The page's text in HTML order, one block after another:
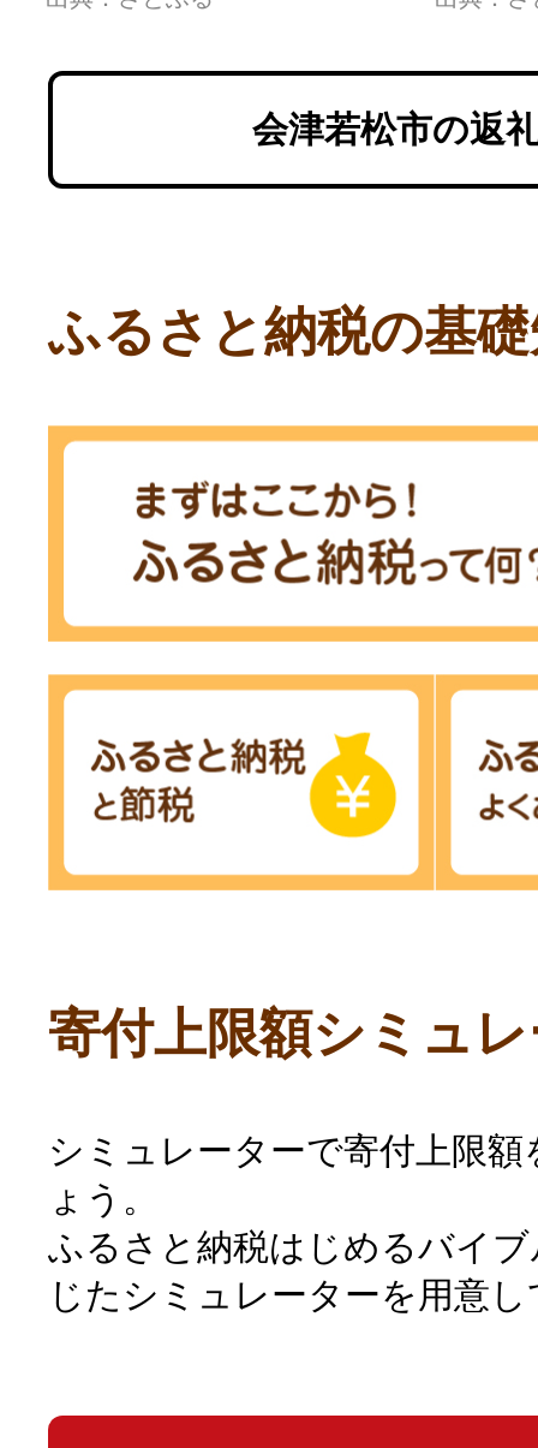
会津若松市の返
ふるさと納税の基
寄付上限額シミュ
シミュレーターで寄付上限
ょう。
ふるさと納税はじめるバイ
じたシミュレーターを用意